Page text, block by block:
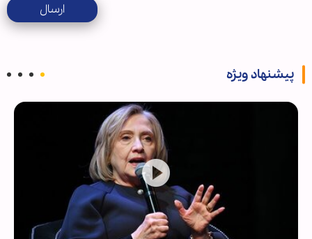
ارسال
پیشنهاد ویژه